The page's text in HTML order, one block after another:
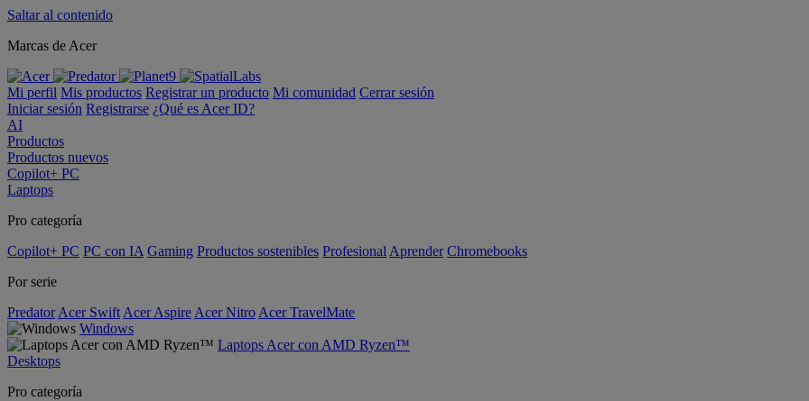
Saltar al contenido
Marcas de Acer
Mi perfil Mis productos Registrar un producto Mi comunidad Cerrar sesión
Iniciar sesión Registrarse ¿Qué es Acer ID?
AI
Productos
Productos nuevos
Copilot+ PC
Laptops
Pro categoría
Copilot+ PC PC con IA Gaming Productos sostenibles Profesional Aprender Chromebooks
Por serie
Predator Acer Swift Acer Aspire Acer Nitro Acer TravelMate
Windows
Laptops Acer con AMD Ryzen™
Desktops
Pro categoría